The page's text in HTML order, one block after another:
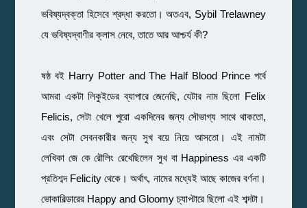
ভবিষ্যদ্বক্তা হিসেবে শ্রদ্ধা করতো। অতএব, Sybil Trelawney
যে ভবিষ্যদ্বাণীর ক্লাস নেবে, তাতে আর আশ্চর্য কী?
ষষ্ঠ বই Harry Potter and The Half Blood Prince পর্বে
আমরা একটা লিকুইডের ব্যাপারে জেনেছি, যেটার নাম ছিলো Felix
Felicis, সেটা খেলে পুরো একদিনের জন্য সৌভাগ্য সাথে থাকতো,
এবং সেটা সেবনকারীর জন্য সুখ বয়ে নিয়ে আসতো। এই নামটা
লেখিকা জে কে রৌলিং রেখেছিলেন সুখ বা Happiness এর একটি
প্রতিশব্দ Felicity থেকে। অর্থাৎ, নামের মধ্যেই আছে কাজের বর্ণনা।
ভোকাবিল্ডারের Happy and Gloomy চ্যাপ্টারে ছিলো এই শব্দটা।